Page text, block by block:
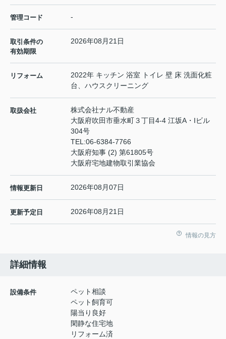
管理コード -
取引条件の
有効期限
2026年08月21日
リフォーム
2022年 キッチン 浴室 トイレ 壁 床 洗面化粧
台、ハウスクリーニング
取扱会社
株式会社ナル不動産
大阪府吹田市垂水町３丁目4-4 江坂A・Iビル
304号
TEL:06-6384-7766
大阪府知事 (2) 第61805号
大阪府宅地建物取引業協会
情報更新日 2026年08月07日
更新予定日 2026年08月21日
情報の見方
詳細情報
設備条件
ペット相談
ペット飼育可
陽当り良好
閑静な住宅地
リフォーム済